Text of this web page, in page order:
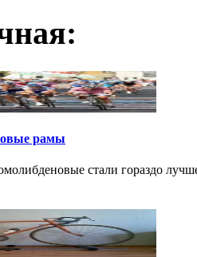
рамы
стали гораздо